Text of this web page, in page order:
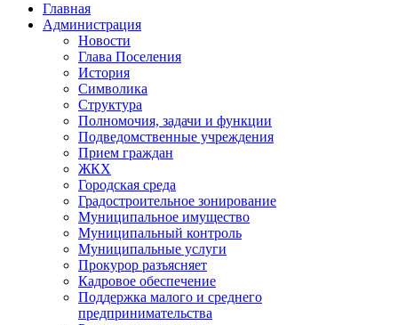
Главная
Администрация
Новости
Глава Поселения
История
Символика
Структура
Полномочия, задачи и функции
Подведомственные учреждения
Прием граждан
ЖКХ
Городская среда
Градостроительное зонирование
Муниципальное имущество
Муниципальный контроль
Муниципальные услуги
Прокурор разъясняет
Кадровое обеспечение
Поддержка малого и среднего
предпринимательства